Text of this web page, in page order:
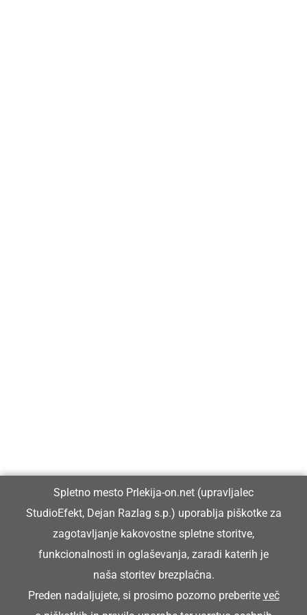
Glavni in odgovorni urednik:
Dejan Razlag
info@prlekija-on.net
Spletno mesto Prlekija-on.net (upravljalec
StudioEfekt, Dejan Razlag s.p.) uporablja piškotke za
zagotavljanje kakovostne spletne storitve,
funkcionalnosti in oglaševanja, zaradi katerih je
naša storitev brezplačna.
Preden nadaljujete, si prosimo pozorno preberite več